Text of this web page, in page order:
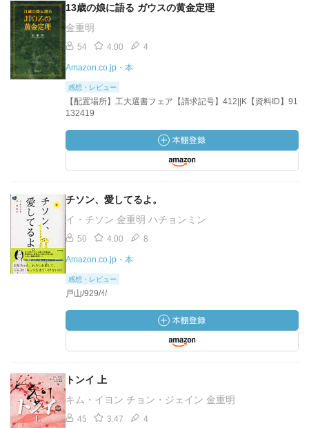
13歳の娘に語る ガウスの黄金定理
金重明
54 4.00 4
Amazon.co.jp・本
感想・レビュー
【配置場所】工大選書フェア【請求記号】412||K【資料ID】91
132419
チソン、愛してるよ。
イ・チソン 金重明 ハチョンミン
50 4.00 8
Amazon.co.jp・本
感想・レビュー
戸山/929/ｲ/
トンイ 上
キム・イヨン チョン・ジェイン 金重明
45 3.47 4